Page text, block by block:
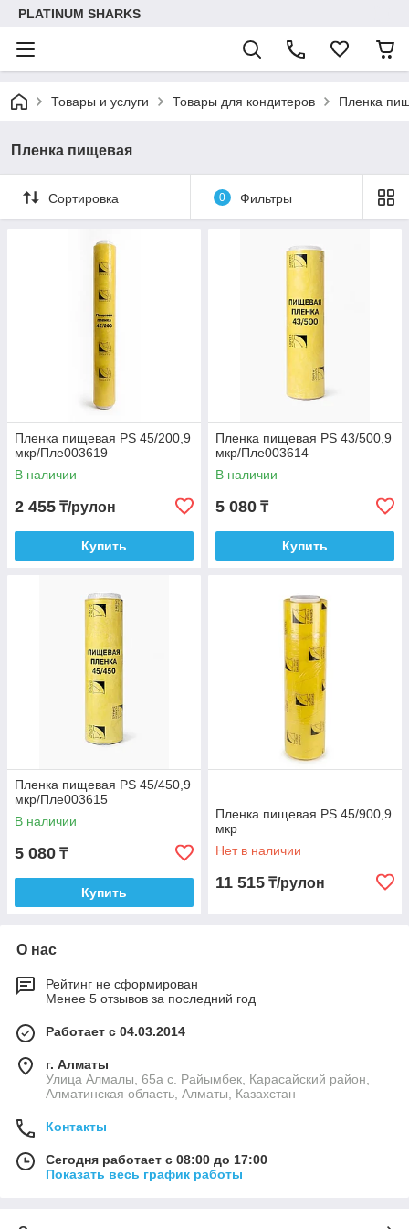
PLATINUM SHARKS
Товары и услуги Товары для кондитеров Пленка
Пленка пищевая
Сортировка 0 Фильтры
Пленка пищевая PS 45/200,9
мкр/Пле003619
В наличии
2 455 ₸/рулон
Купить
Пленка пищевая PS 43/500,9
мкр/Пле003614
В наличии
5 080 ₸
Купить
Пленка пищевая PS 45/450,9
мкр/Пле003615
В наличии
5 080 ₸
Купить
Пленка пищевая PS 45/900,9
мкр
Нет в наличии
11 515 ₸/рулон
О нас
Рейтинг не сформирован
Менее 5 отзывов за последний год
Работает с 04.03.2014
г. Алматы
Улица Алмалы, 65а ​с. Райымбек, Карасайский район,
Алматинская область, Алматы, Казахстан
Контакты
Сегодня работает с 08:00 до 17:00
Показать весь график работы